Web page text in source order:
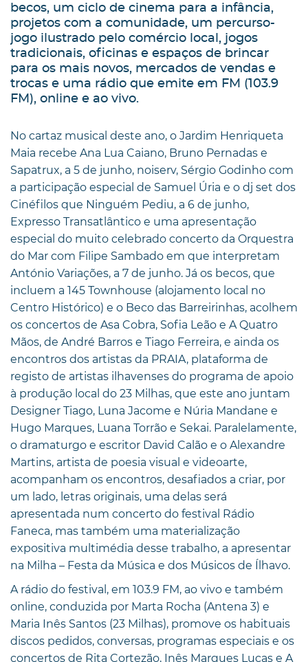
becos, um ciclo de cinema para a infância,
projetos com a comunidade, um percurso-
jogo ilustrado pelo comércio local, jogos
tradicionais, oficinas e espaços de brincar
para os mais novos, mercados de vendas e
trocas e uma rádio que emite em FM (103.9
FM), online e ao vivo.
No cartaz musical deste ano, o Jardim Henriqueta
Maia recebe Ana Lua Caiano, Bruno Pernadas e
Sapatrux, a 5 de junho, noiserv, Sérgio Godinho com
a participação especial de Samuel Úria e o dj set dos
Cinéfilos que Ninguém Pediu, a 6 de junho,
Expresso Transatlântico e uma apresentação
especial do muito celebrado concerto da Orquestra
do Mar com Filipe Sambado em que interpretam
António Variações, a 7 de junho. Já os becos, que
incluem a 145 Townhouse (alojamento local no
Centro Histórico) e o Beco das Barreirinhas, acolhem
os concertos de Asa Cobra, Sofia Leão e A Quatro
Mãos, de André Barros e Tiago Ferreira, e ainda os
encontros dos artistas da PRAIA, plataforma de
registo de artistas ilhavenses do programa de apoio
à produção local do 23 Milhas, que este ano juntam
Designer Tiago, Luna Jacome e Núria Mandane e
Hugo Marques, Luana Torrão e Sekai. Paralelamente,
o dramaturgo e escritor David Calão e o Alexandre
Martins, artista de poesia visual e videoarte,
acompanham os encontros, desafiados a criar, por
um lado, letras originais, uma delas será
apresentada num concerto do festival Rádio
Faneca, mas também uma materialização
expositiva multimédia desse trabalho, a apresentar
na Milha – Festa da Música e dos Músicos de Ílhavo.
A rádio do festival, em 103.9 FM, ao vivo e também
online, conduzida por Marta Rocha (Antena 3) e
Maria Inês Santos (23 Milhas), promove os habituais
discos pedidos, conversas, programas especiais e os
concertos de Rita Cortezão, Inês Marques Lucas e A